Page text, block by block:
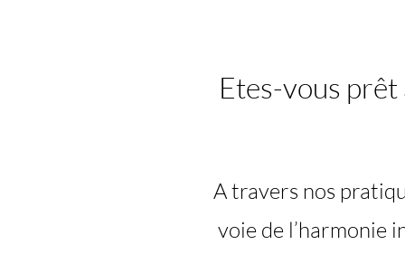
Etes-vous
A travers nos
voie de l’harmonie